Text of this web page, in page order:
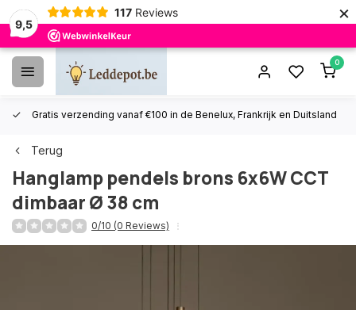
9,5
117 Reviews ×
0
Gratis verzending vanaf €100 in de Benelux, Frankrijk en Duitsland
Terug
Hanglamp pendels brons 6x6W CCT
dimbaar Ø 38 cm
0/10 (0 Reviews)